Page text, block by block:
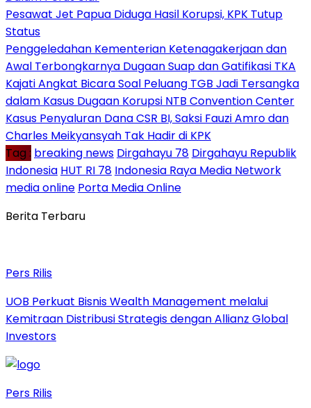
Pesawat Jet Papua Diduga Hasil Korupsi, KPK Tutup
Status
Penggeledahan Kementerian Ketenagakerjaan dan
Awal Terbongkarnya Dugaan Suap dan Gatifikasi TKA
Kajati Angkat Bicara Soal Peluang TGB Jadi Tersangka
dalam Kasus Dugaan Korupsi NTB Convention Center
Kasus Penyaluran Dana CSR BI, Saksi Fauzi Amro dan
Charles Meikyansyah Tak Hadir di KPK
Tag : breaking news Dirgahayu 78 Dirgahayu Republik
Indonesia HUT RI 78 Indonesia Raya Media Network
media online Porta Media Online
Berita Terbaru
Pers Rilis
UOB Perkuat Bisnis Wealth Management melalui
Kemitraan Distribusi Strategis dengan Allianz Global
Investors
Pers Rilis